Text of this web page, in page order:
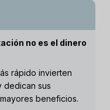
no es el dinero
rápido invierten
dedican sus
beneficios.